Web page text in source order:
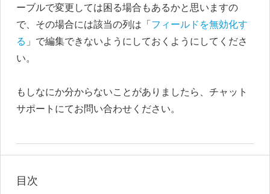
ーブルで変更しては困る場合もあるかと思いますの
で、その場合には該当の列は「フィールドを無効化す
る 」で編集できないようにしておくようにしてくださ
い。
もしなにか分からないことがありましたら、チャット
サポートにてお問い合わせください。
目次